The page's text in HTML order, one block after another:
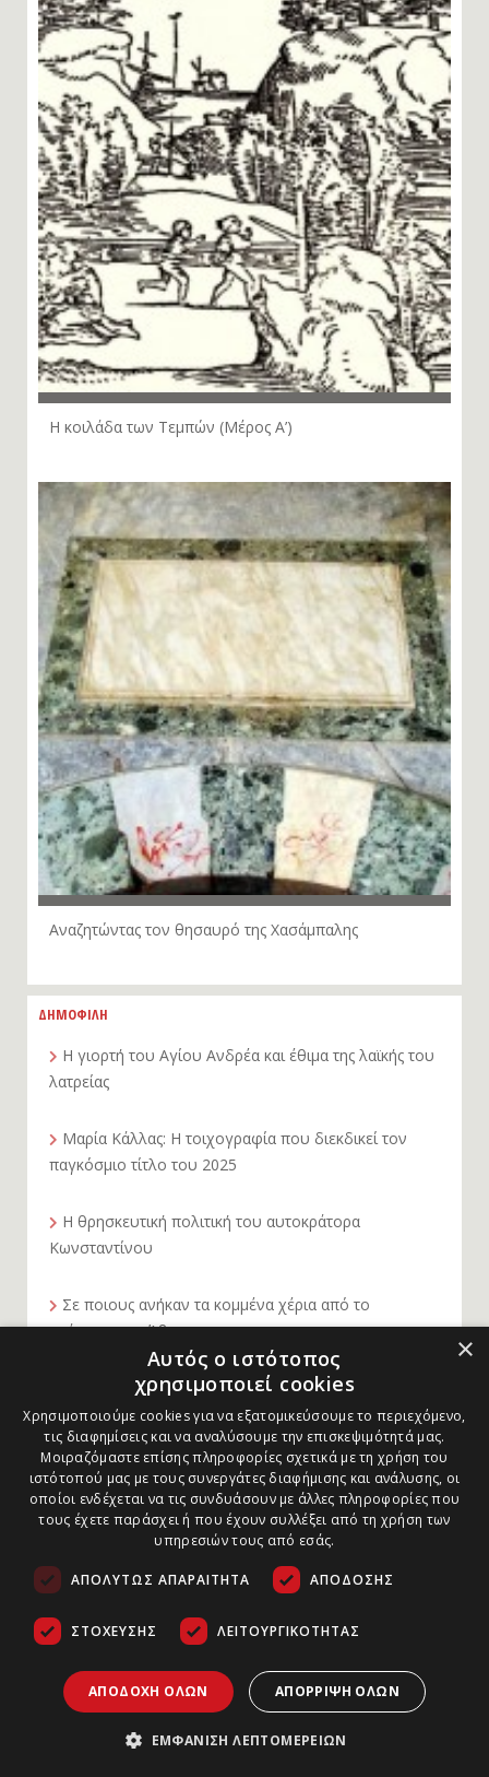
Η κοιλάδα των Τεμπών (Μέρος Α’)
Αναζητώντας τον θησαυρό της Χασάμπαλης
ΔΗΜΟΦΙΛΗ
Η γιορτή του Αγίου Ανδρέα και έθιμα της λαϊκής του
λατρείας
Μαρία Κάλλας: Η τοιχογραφία που διεκδικεί τον
παγκόσμιο τίτλο του 2025
Η θρησκευτική πολιτική του αυτοκράτορα
Κωνσταντίνου
Σε ποιους ανήκαν τα κομμένα χέρια από το
ανάκτορο της Άβαρης;
ΣΧΕΤΙΚΑ ΜΕ ΕΜΑΣ Περισσότερα
Πλατεία Καρύτση 10, Αθήνα, ΤΚ 105 61, Ελλάδα
Tηλ.: 210 32 28 705
info@arxaiologia.gr
×
Αυτός ο ιστότοπος
χρησιμοποιεί cookies
Χρησιμοποιούμε cookies για να εξατομικεύσουμε το περιεχόμενο,
τις διαφημίσεις και να αναλύσουμε την επισκεψιμότητά μας.
Μοιραζόμαστε επίσης πληροφορίες σχετικά με τη χρήση του
ιστότοπού μας με τους συνεργάτες διαφήμισης και ανάλυσης, οι
οποίοι ενδέχεται να τις συνδυάσουν με άλλες πληροφορίες που
τους έχετε παράσχει ή που έχουν συλλέξει από τη χρήση των
υπηρεσιών τους από εσάς.
ΑΠΟΛΎΤΩΣ ΑΠΑΡΑΊΤΗΤΑ ΑΠΌΔΟΣΗΣ
ΣΤΌΧΕΥΣΗΣ ΛΕΙΤΟΥΡΓΙΚΌΤΗΤΑΣ
ΑΠΟΔΟΧΉ ΌΛΩΝ ΑΠΌΡΡΙΨΗ ΌΛΩΝ
ΕΜΦΆΝΙΣΗ ΛΕΠΤΟΜΕΡΕΙΏΝ